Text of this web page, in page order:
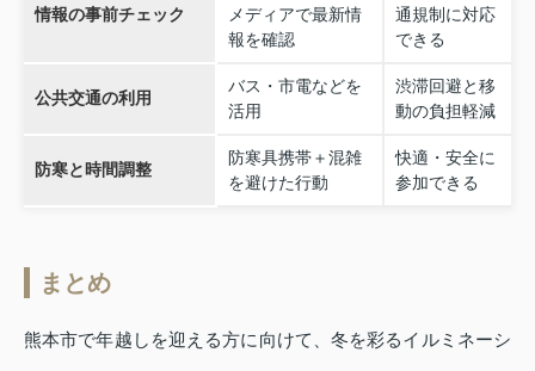
情報の事前チェック
メディアで最新情
報を確認
通規制に対応
できる
公共交通の利用
バス・市電などを
活用
渋滞回避と移
動の負担軽減
防寒と時間調整
防寒具携帯＋混雑
を避けた行動
快適・安全に
参加できる
まとめ
熊本市で年越しを迎える方に向けて、冬を彩るイルミネーシ